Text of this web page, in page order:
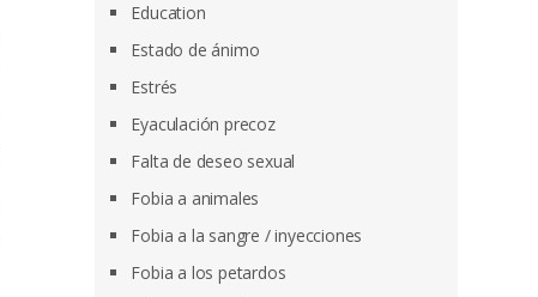
Education
Estado de ánimo
Estrés
Eyaculación precoz
Falta de deseo sexual
Fobia a animales
Fobia a la sangre / inyecciones
Fobia a los petardos